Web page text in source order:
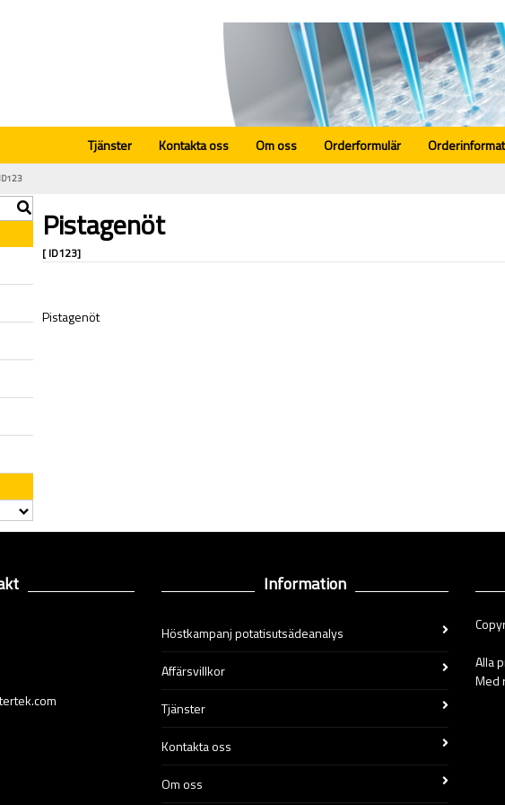
Tjänster Kontakta oss Om oss Orderformulär
ID123
Pistagenöt
[ ID123]
Pistagenöt
Information
Höstkampanj potatisutsädeanalys
Affärsvillkor
Tjänster
Kontakta oss
Om oss
Alla
Med